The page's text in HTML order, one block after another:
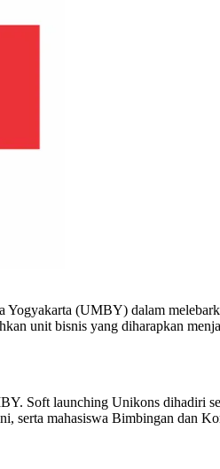
(UMBY) dalam
unit bisnis yang diharapkan
Soft launching Unikons dihadiri
serta mahasiswa Bimbingan dan